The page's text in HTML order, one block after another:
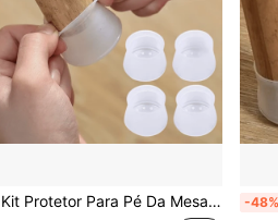
Kit Protetor Para Pé Da Mesa E Cadeira De Silicone Resistente - Escolha Seu Kit -48%